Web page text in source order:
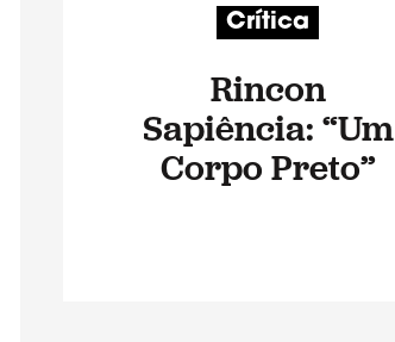
Crítica
Rincon
Sapiência: “Um
Corpo Preto”